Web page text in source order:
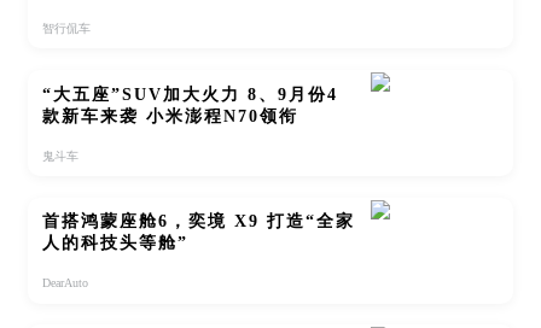
智行侃车
“大五座”SUV加大火力 8、9月份4
款新车来袭 小米澎程N70领衔
鬼斗车
首搭鸿蒙座舱6，奕境 X9 打造“全家
人的科技头等舱”
DearAuto